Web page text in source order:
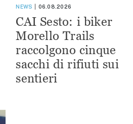
NEWS 06.08.2026
CAI Sesto: i biker
Morello Trails
raccolgono cinque
sacchi di rifiuti sui
sentieri